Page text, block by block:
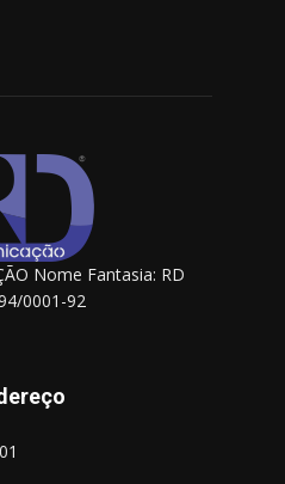
Nome Fantasia: RD
0001-92